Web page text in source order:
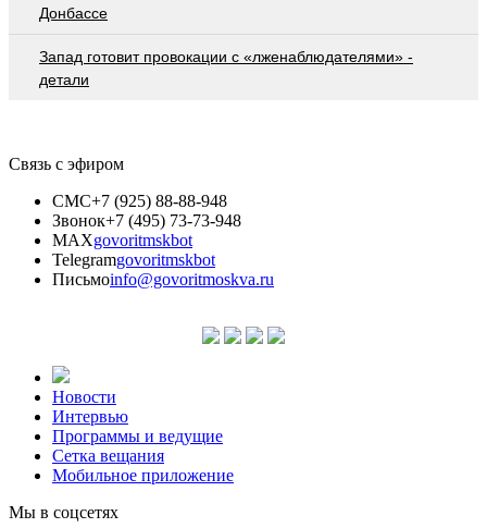
Донбассе
Запад готовит провокации с «лженаблюдателями» -
детали
Связь с эфиром
СМС+7 (925) 88-88-948
Звонок+7 (495) 73-73-948
MAXgovoritmskbot
Telegramgovoritmskbot
Письмоinfo@govoritmoskva.ru
Новости
Интервью
Программы и ведущие
Сетка вещания
Мобильное приложение
Мы в соцсетях